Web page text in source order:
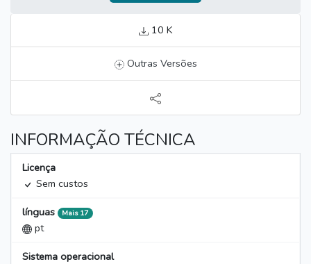
10 K
Outras Versões
INFORMAÇÃO TÉCNICA
Licença
Sem custos
línguas Mais 17
pt
Sistema operacional